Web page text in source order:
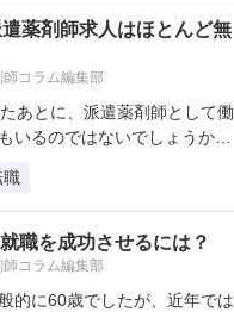
薬剤師求人はほとんど無
師コラム編集部
あとに、派遣薬剤師として働
いるのではないでしょうか。
職
職を成功させるには？
師コラム編集部
的に60歳でしたが、近年では